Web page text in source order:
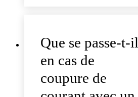
Que se passe-t-il
en cas de
coupure de